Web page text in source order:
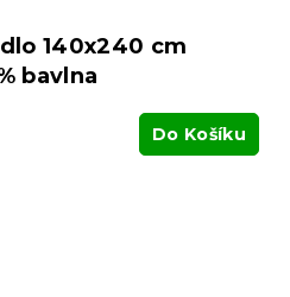
140x240 cm
bavlna
Do Košíku